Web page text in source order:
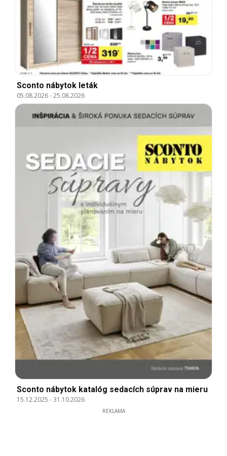
Sconto nábytok leták
05.08.2026-25.08.2026
Sconto nábytok katalóg sedacích súprav na mieru
15.12.2025 -31.10.2026
REKLAMA